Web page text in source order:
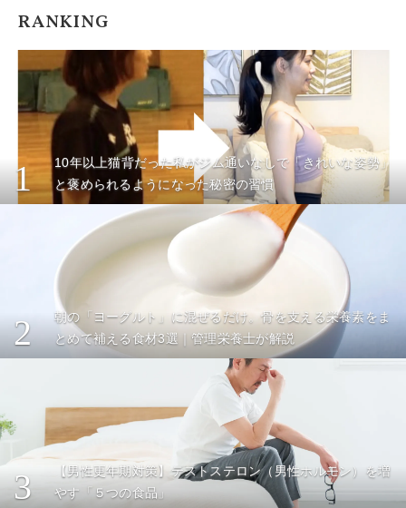
RANKING
1
10年以上猫背だった私がジム通いなしで「きれいな姿勢」
と褒められるようになった秘密の習慣
2
朝の「ヨーグルト」に混ぜるだけ。骨を支える栄養素をま
とめて補える食材3選｜管理栄養士が解説
3
【男性更年期対策】テストステロン（男性ホルモン）を増
やす「５つの食品」